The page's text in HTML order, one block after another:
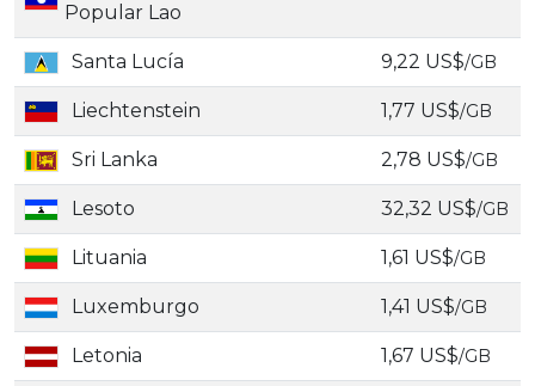
Popular Lao
Santa Lucía 9,22 US$/GB
Liechtenstein 1,77 US$/GB
Sri Lanka 2,78 US$/GB
Lesoto 32,32 US$/GB
Lituania 1,61 US$/GB
Luxemburgo 1,41 US$/GB
Letonia 1,67 US$/GB